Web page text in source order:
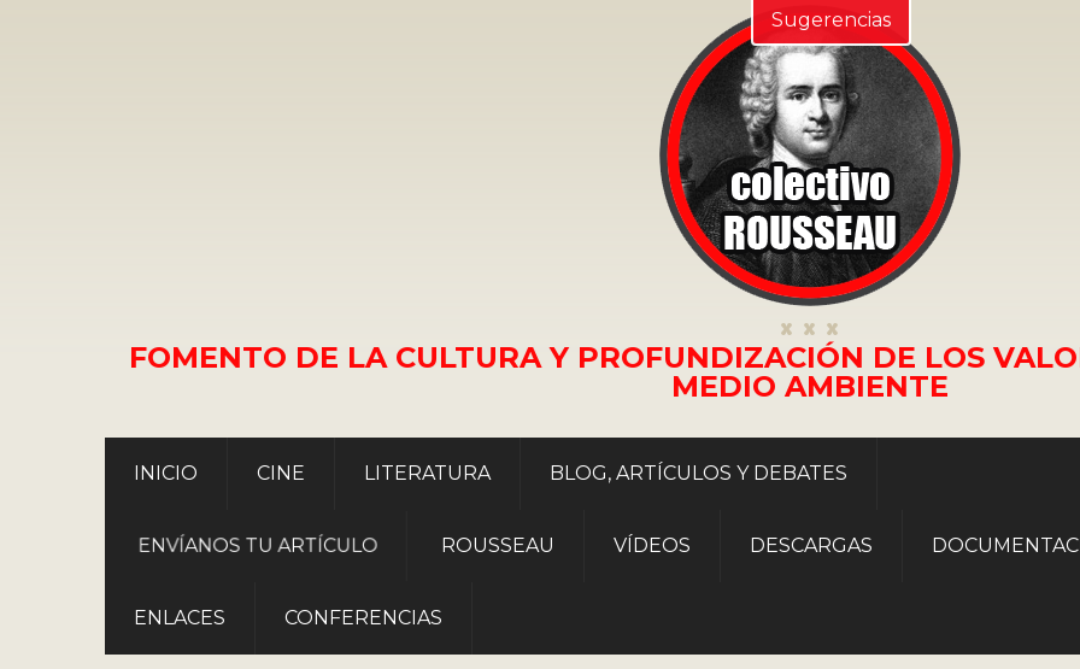
FOMENTO DE LA CULTURA Y PROFUNDIZACIÓN DE LOS
MEDIO AMBIENTE
INICIO CINE LITERATURA BLOG, ARTÍCULOS Y DEBATES
ENVÍANOS TU ARTÍCULO ROUSSEAU VÍDEOS DESCARGAS
ENLACES CONFERENCIAS
Sugerencias